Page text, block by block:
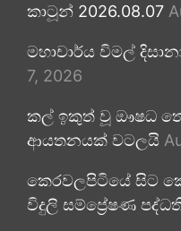
කාටූන් 2026.08.07
මහාචාර්ය විමල්
7, 2026
කල් ඉකුත් වූ ඖෂධ
ආයතනයක් වටලයි
කෙරවලපිටියේ සිට
විදුලි සම්ප්‍රේෂණ